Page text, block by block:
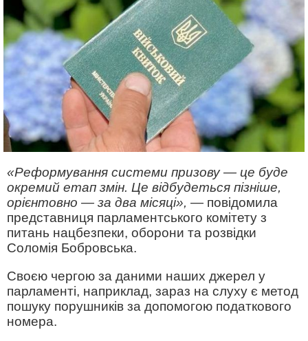
«Реформування системи призову — це буде
окремий етап змін. Це відбудеться пізніше,
орієнтовно — за два місяці», — повідомила
представниця парламентського комітету з
питань нацбезпеки, оборони та розвідки
Соломія Бобровська.
Своєю чергою за даними наших джерел у
парламенті, наприклад, зараз на слуху є метод
пошуку порушників за допомогою податкового
номера.